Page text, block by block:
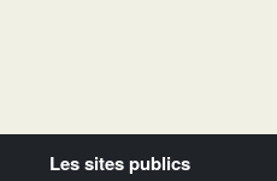
Les sites publics